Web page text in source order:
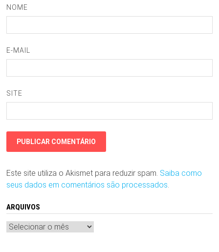
NOME
E-MAIL
SITE
Este site utiliza o Akismet para reduzir spam. Saiba como
seus dados em comentários são processados.
ARQUIVOS
Arquivos